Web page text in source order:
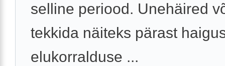
selline periood. Unehäired
tekkida näiteks pärast
elukorralduse ...